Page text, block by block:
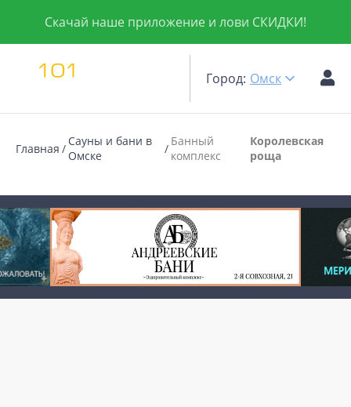
Скачай наше приложение и лови СКИДКИ!
Город: Омск
Главная
Сауны и бани в
Омске
Банный
комплекс
Королевская
роща